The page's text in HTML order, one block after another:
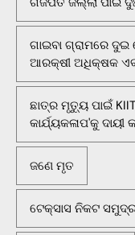
ଗାଇବା ଗ୍ରାମରେ ଦୁଇ
ଆରକ୍ଷୀ ଅଧିକ୍ଷକ
ଛାତ୍ର ମୃତ୍ୟୁ ପାଇଁ
କାର୍ଯ୍ୟକଳାପ'କୁ
ଜଣେ ମୃତ
ଟେକ୍ସାସ ନିକଟ